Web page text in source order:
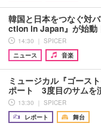
韓国と日本をつなぐ対
ction in Japan』が始
14:30 ｜ SPICER
ニュース
音楽
ミュージカル『ゴース
ポート 3度目のサムを
13:30 ｜ SPICER
レポート
舞台